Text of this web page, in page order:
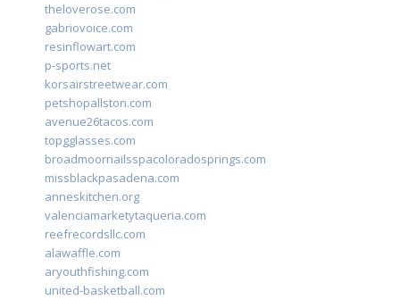
theloverose.com
gabriovoice.com
resinflowart.com
p-sports.net
korsairstreetwear.com
petshopallston.com
avenue26tacos.com
topgglasses.com
broadmoornailsspacoloradosprings.com
missblackpasadena.com
anneskitchen.org
valenciamarketytaqueria.com
reefrecordsllc.com
alawaffle.com
aryouthfishing.com
united-basketball.com